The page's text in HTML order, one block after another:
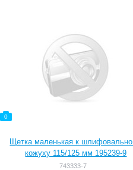
0
Щетка маленькая к
кожуху 115/125 мм 195239-9
743333-7